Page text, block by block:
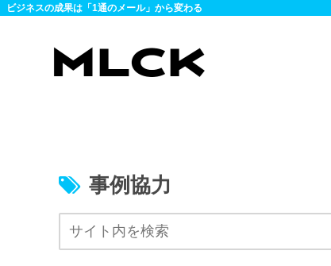
ビジネスの成果は「1通のメール」から変わる
事例協力